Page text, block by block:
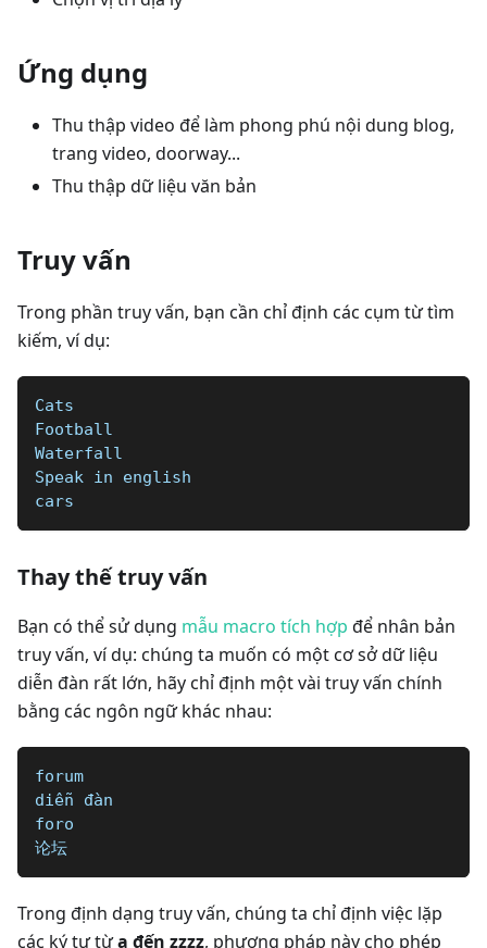
Ứng dụng
Thu thập video để làm phong phú nội dung blog,
trang video, doorway...
Thu thập dữ liệu văn bản
Truy vấn
Trong phần truy vấn, bạn cần chỉ định các cụm từ tìm
kiếm, ví dụ:
Cats
Football
Waterfall
Speak in english
cars
Thay thế truy vấn
Bạn có thể sử dụng mẫu macro tích hợp để nhân bản
truy vấn, ví dụ: chúng ta muốn có một cơ sở dữ liệu
diễn đàn rất lớn, hãy chỉ định một vài truy vấn chính
bằng các ngôn ngữ khác nhau:
forum
diễn đàn
foro
论坛
Trong định dạng truy vấn, chúng ta chỉ định việc lặp
các ký tự từa đến zzzz, phương pháp này cho phép